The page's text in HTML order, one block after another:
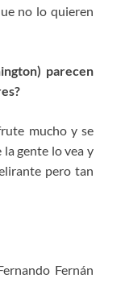
no lo quieren
parecen
mucho y se
gente lo vea y
pero tan
Fernán